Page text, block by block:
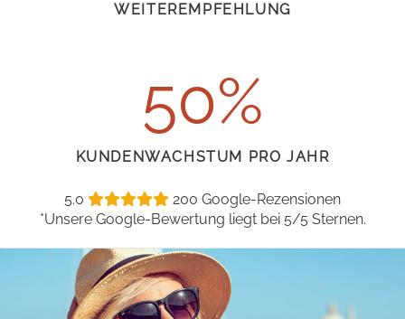
WEITER EMPFEHLUNG
50
KUNDENWACHSTUM PRO JAHR
5.0
200 Google-Rezensionen
*Unsere Google-Bewertung liegt bei 5/5 Sternen.